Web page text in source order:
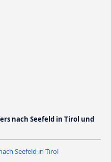
nach Seefeld in Tirol und
Seefeld in Tirol